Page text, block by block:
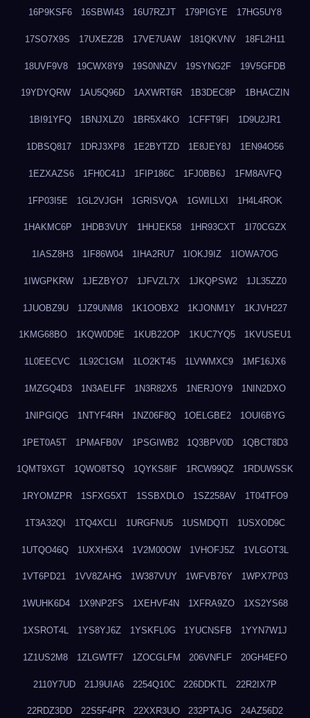
16P9KSF6 16SBWI43 16U7RZJT 179PIGYE 17HG5UY8
17SO7X9S 17UXEZ2B 17VE7UAW 181QKVNV 18FL2H11
18UVF9V8 19CWX8Y9 19S0NNZV 19SYNG2F 19V5GFDB
19YDYQRW 1AU5Q96D 1AXWRT6R 1B3DEC8P 1BHACZIN
1BI91YFQ 1BNJXLZ0 1BR5X4KO 1CFFT9FI 1D9U2JR1
1DBSQ817 1DRJ3XP8 1E2BYTZD 1E8JEY8J 1EN94O56
1EZXAZS6 1FH0C41J 1FIP186C 1FJ0BB6J 1FM8AVFQ
1FP03I5E 1GL2VJGH 1GRISVQA 1GWILLXI 1H4L4ROK
1HAKMC6P 1HDB3VUY 1HHJEK58 1HR93CXT 1I70CGZX
1IASZ8H3 1IF86W04 1IHA2RU7 1IOKJ9IZ 1IOWA7OG
1IWGPKRW 1JEZBYO7 1JFVZL7X 1JKQPSW2 1JL35ZZ0
1JUOBZ9U 1JZ9UNM8 1K1OOBX2 1KJONM1Y 1KJVH227
1KMG68BO 1KQW0D9E 1KUB22OP 1KUC7YQ5 1KVUSEU1
1L0EECVC 1L92C1GM 1LO2KT45 1LVWMXC9 1MF16JX6
1MZGQ4D3 1N3AELFF 1N3R82X5 1NERJOY9 1NIN2DXO
1NIPGIQG 1NTYF4RH 1NZ06F8Q 1OELGBE2 1OUI6BYG
1PET0A5T 1PMAFB0V 1PSGIWB2 1Q3BPV0D 1QBCT8D3
1QMT9XGT 1QWO8TSQ 1QYKS8IF 1RCW99QZ 1RDUWSSK
1RYOMZPR 1SFXG5XT 1SSBXDLO 1SZ258AV 1T04TFO9
1T3A32QI 1TQ4XCLI 1URGFNU5 1USMDQTI 1USXOD9C
1UTQO46Q 1UXXH5X4 1V2M00OW 1VHOFJ5Z 1VLGOT3L
1VT6PD21 1VV8ZAHG 1W387VUY 1WFVB76Y 1WPX7P03
1WUHK6D4 1X9NP2FS 1XEHVF4N 1XFRA9ZO 1XS2YS68
1XSROT4L 1YS8YJ6Z 1YSKFL0G 1YUCNSFB 1YYN7W1J
1Z1US2M8 1ZLGWTF7 1ZOCGLFM 206VNFLF 20GH4EFO
2110Y7UD 21J9UIA6 2254Q10C 226DDKTL 22R2IX7P
22RDZ3DD 22S5F4PR 22XXR3UO 232PTAJG 24AZ56D2